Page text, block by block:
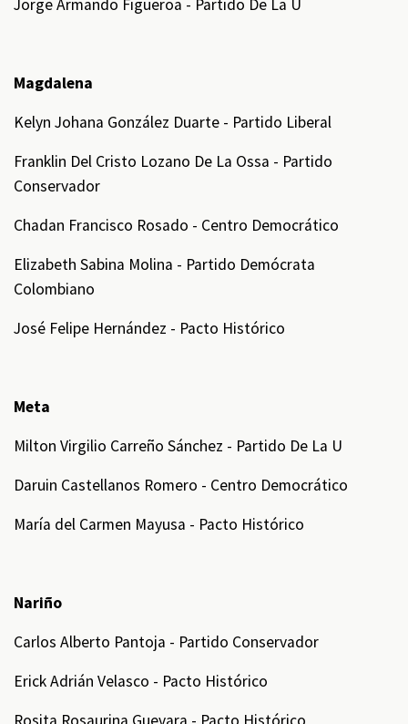
Jorge Armando Figueroa - Partido De La U
Magdalena
Kelyn Johana González Duarte - Partido Liberal
Franklin Del Cristo Lozano De La Ossa - Partido
Conservador
Chadan Francisco Rosado - Centro Democrático
Elizabeth Sabina Molina - Partido Demócrata
Colombiano
José Felipe Hernández - Pacto Histórico
Meta
Milton Virgilio Carreño Sánchez - Partido De La U
Daruin Castellanos Romero - Centro Democrático
María del Carmen Mayusa - Pacto Histórico
Nariño
Carlos Alberto Pantoja - Partido Conservador
Erick Adrián Velasco - Pacto Histórico